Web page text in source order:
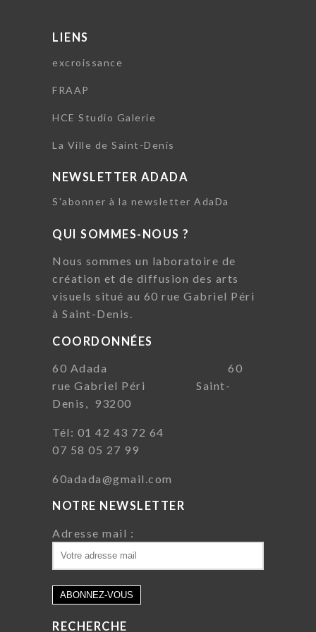
LIENS
excroissance
FRAAP
HCE Studio Galerie
La Ville de Saint-Denis
NEWSLETTER ADADA
S'abonner à la newsletter AdaDa
QUI SOMMES-NOUS ?
Nous sommes un laboratoire de
création et de diffusion des arts
visuels situé au 60 rue Gabriel Péri
à Saint-Denis.
COORDONNÉES
60 Adada 60
rue Gabriel Péri Saint-
Denis, 93200
Tél: 01 42 43 72 64
07 58 05 27 99
60adada@gmail.com
NOTRE NEWSLETTER
Adresse mail :
RECHERCHE